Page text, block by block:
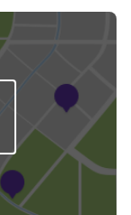
両をご希望の場合は
やグレードなどによ
。【定休日・営業時